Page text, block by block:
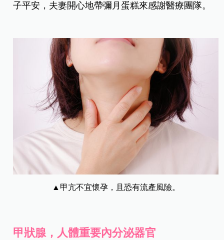
子平安，夫妻開心地帶彌月蛋糕來感謝醫療團隊。
▲甲亢不宜懷孕，且恐有流產風險。
甲狀腺，人體重要內分泌器官